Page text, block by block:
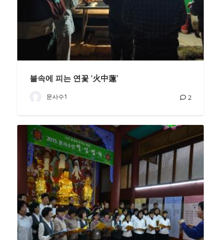
불속에 피는 연꽃 '火中蓮'
문사수1 2